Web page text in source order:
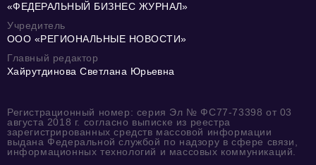
«ФЕДЕРАЛЬНЫЙ БИЗНЕС ЖУРНАЛ»
Учредитель
ООО «РЕГИОНАЛЬНЫЕ НОВОСТИ»
Главный редактор
Хайрутдинова Светлана Юрьевна
Регистрационный номер: серия Эл № ФС77-73398 от 03
августа 2018 г. согласно выписке из реестра
зарегистрированных средств массовой информации
выдана Федеральной службой по надзору в сфере связи,
информационных технологий и массовых коммуникаций.